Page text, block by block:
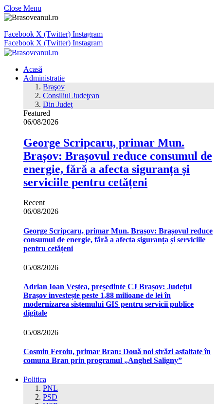
Close Menu
Facebook X (Twitter) Instagram
Facebook X (Twitter) Instagram
Acasă
Administratie
Braşov
Consiliul Judeţean
Din Judeţ
Featured
06/08/2026
George Scripcaru, primar Mun.
Brașov: Brașovul reduce consumul de
energie, fără a afecta siguranța și
serviciile pentru cetățeni
Recent
06/08/2026
George Scripcaru, primar Mun. Brașov: Brașovul reduce
consumul de energie, fără a afecta siguranța și serviciile
pentru cetățeni
05/08/2026
Adrian Ioan Veștea, președinte CJ Brașov: Județul
Brașov investește peste 1,88 milioane de lei în
modernizarea sistemului GIS pentru servicii publice
digitale
05/08/2026
Cosmin Feroiu, primar Bran: Două noi străzi asfaltate în
comuna Bran prin programul „Anghel Saligny”
Politica
PNL
PSD